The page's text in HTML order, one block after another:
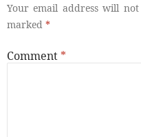
Your email address will
marked *
Comment *